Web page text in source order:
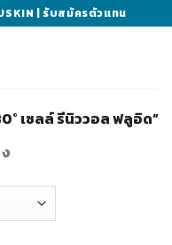
| รับสมัครตัวแทน
เซลล์ รีนิววอล ฟลูอิด”